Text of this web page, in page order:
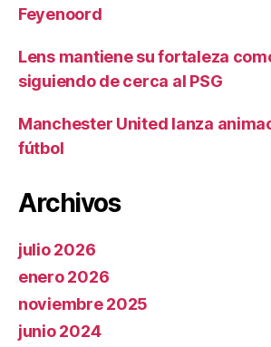
Feyenoord
Lens mantiene su fortaleza
siguiendo de cerca al PSG
Manchester United lanza
fútbol
Archivos
julio 2026
enero 2026
noviembre 2025
junio 2024